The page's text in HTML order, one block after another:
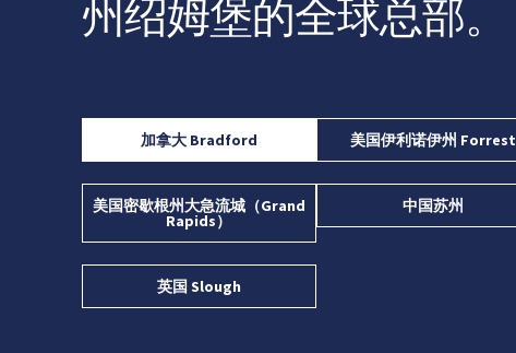
州绍姆堡的全球总部。
加拿大 Bradford 美国伊利诺伊州 Forrest
美国密歇根州大急流城（Grand
Rapids）
中国苏州
英国 Slough